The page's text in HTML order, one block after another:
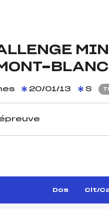
BLANC
20/01/13 S
CHAPUIS
Dos Clt/